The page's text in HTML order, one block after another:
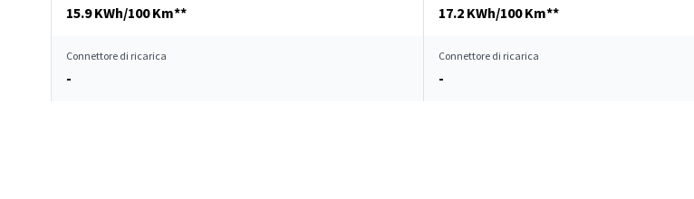
15.9 KWh/100 Km** 17.2 KWh/100 Km**
Connettore di ricarica
-
Connettore di ricarica
-